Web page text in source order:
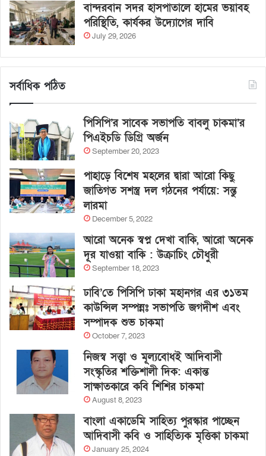
বান্দরবান সদর হাসপাতালে হামের ভয়াবহ
পরিস্থিতি, কার্যকর উদ্যোগের দাবি
July 29, 2026
সর্বাধিক পঠিত
পিসিপি’র সাবেক সভাপতি বাবলু চাকমা’র
পিএইচডি ডিগ্রি অর্জন
September 20, 2023
পাহাড়ে বিশেষ মহলের দ্বারা আরো কিছু
জাতিগত সশস্ত্র দল গঠনের পর্যায়ে: সন্তু
লারমা
December 5, 2022
আরো অনেক স্বপ্ন দেখা বাকি, আরো অনেক
দূর যাওয়া বাকি : উক্রাচিং চৌধুরী
September 18, 2023
ঢাবি’তে পিসিপি ঢাকা মহানগর এর ৩১তম
কাউন্সিল সম্পন্নঃ সভাপতি জগদীশ এবং
সম্পাদক শুভ চাকমা
October 7, 2023
নিজস্ব সত্ত্বা ও মূল্যবোধই আদিবাসী
সংস্কৃতির শক্তিশালী দিক: একান্ত
সাক্ষাতকারে কবি শিশির চাকমা
August 8, 2023
বাংলা একাডেমি সাহিত্য পুরস্কার পাচ্ছেন
আদিবাসী কবি ও সাহিত্যিক মৃত্তিকা চাকমা
January 25, 2024